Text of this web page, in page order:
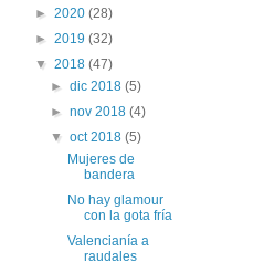
► 2020 (28)
► 2019 (32)
▼ 2018 (47)
►dic 2018(5)
►nov 2018(4)
▼oct 2018(5)
Mujeres de
bandera
No hay glamour
con la gota fría
Valencianía a
raudales